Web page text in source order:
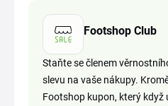
Footshop Club
Staňte se členem
slevu na vaše nákupy.
Footshop kupon, který